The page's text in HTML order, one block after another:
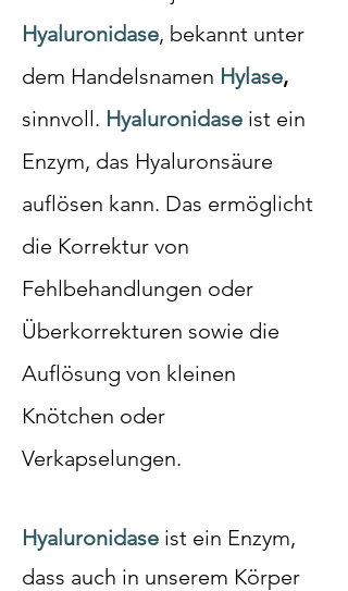
Hyaluronidase, bekannt unter
dem Handelsnamen Hylase,
sinnvoll. Hyaluronidase ist ein
Enzym, das Hyaluronsäure
auflösen kann. Das ermöglicht
die Korrektur von
Fehlbehandlungen oder
Überkorrekturen sowie die
Auflösung von kleinen
Knötchen oder
Verkapselungen.
Hyaluronidase ist ein Enzym,
dass auch in unserem Körper